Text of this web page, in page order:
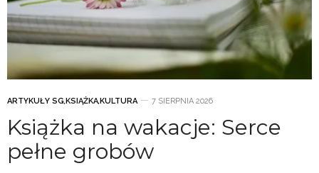
ARTYKUŁY SG,KSIĄŻKA,KULTURA 7 SIERPNIA 2026
Książka na wakacje: Serce
pełne grobów